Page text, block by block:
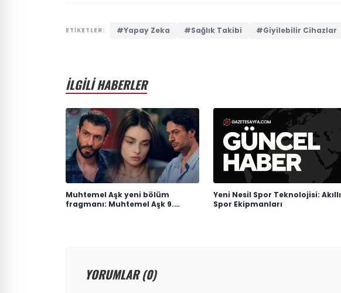
ETİKETLER: #Yapay Zeka #Sağlık Takibi #Giyilebilir Cihazlar
İLGİLİ HABERLER
Muhtemel Aşk yeni bölüm
fragmanı: Muhtemel Aşk 9.
Yeni Nesil Spor Teknolojisi: Akıllı
Spor Ekipmanları
YORUMLAR (0)